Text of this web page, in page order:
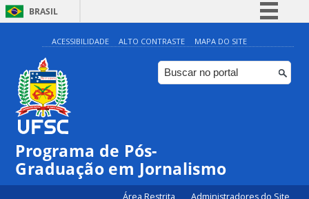
BRASIL
Simplifique!
Comunica BR
Participe
ACESSIBILIDADE ALTO CONTRASTE MAPA DO SITE
Programa de Pós-
Graduação em Jornalismo
Área Restrita Administradores do Site